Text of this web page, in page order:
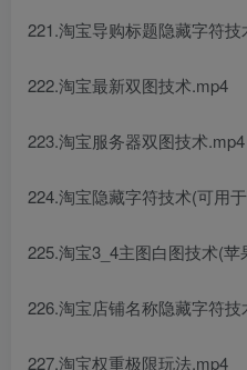
221.淘宝导购标题隐藏字符技
222.淘宝最新双图技术.mp4
223.淘宝服务器双图技术.mp4
224.淘宝隐藏字符技术(可用
225.淘宝3_4主图白图技术(
226.淘宝店铺名称隐藏字符技
227.淘宝权重极限玩法.mp4